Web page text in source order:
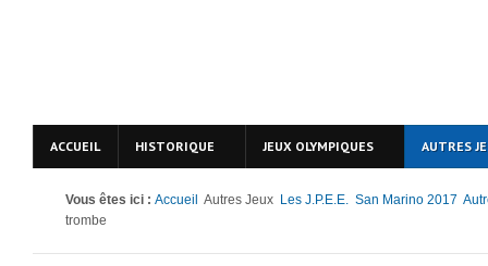
ACCUEIL HISTORIQUE JEUX OLYMPIQUES AUTRES
Vous êtes ici : Accueil Autres Jeux Les J.P.E.E. San Marino 2017
trombe